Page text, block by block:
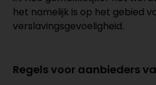
het namelijk is op het gebied
verslavingsgevoeligheid.
Regels voor aanbieders